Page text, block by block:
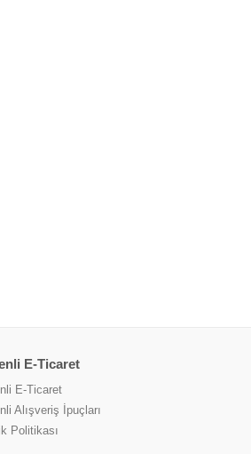
E-Ticaret
E-Ticaret
Alışveriş İpuçları
Politikası